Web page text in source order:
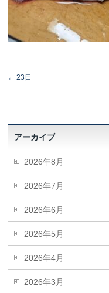
← 23日
アーカイブ
2026年8月
2026年7月
2026年6月
2026年5月
2026年4月
2026年3月